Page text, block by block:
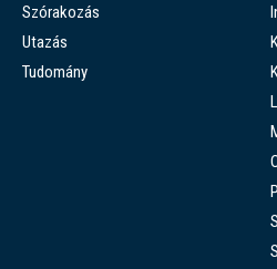
Szórakozás
Utazás
Tudomány